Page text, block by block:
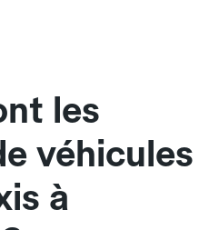
les
véhicules
à